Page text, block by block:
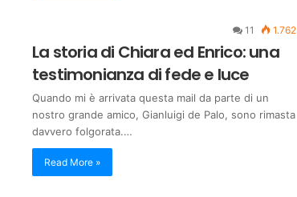
11 1.762
La storia di Chiara ed Enrico: una
testimonianza di fede e luce
Quando mi è arrivata questa mail da parte di un
nostro grande amico, Gianluigi de Palo, sono rimasta
davvero folgorata.…
Read More »